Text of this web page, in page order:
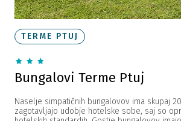
TERME PTUJ
Bungalovi Terme Ptuj
Naselje simpatičnih bungalovov ima skupaj
zagotavljajo udobje hotelske sobe, saj so